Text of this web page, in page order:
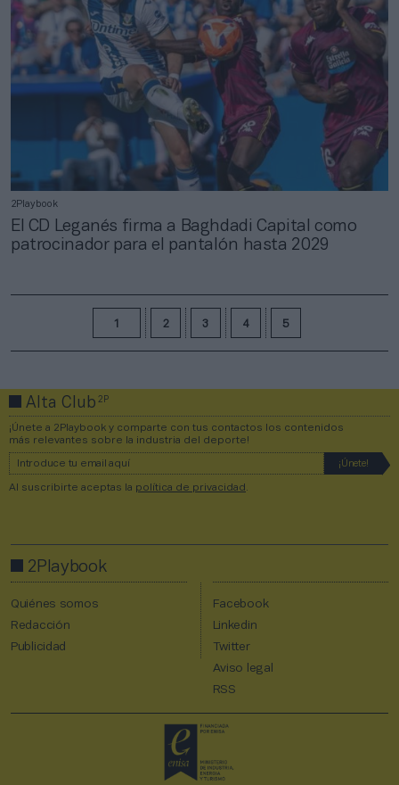
2Playbook
El CD Leganés firma a Baghdadi Capital como
patrocinador para el pantalón hasta 2029
2 3 4 5
Alta Club2P
¡Únete a 2Playbook y comparte con tus contactos los contenidos
más relevantes sobre la industria del deporte!
Al suscribirte aceptas la política de privacidad .
2Playbook
Quiénes somos
Redacción
Publicidad
Facebook
Linkedin
Twitter
Aviso legal
RSS